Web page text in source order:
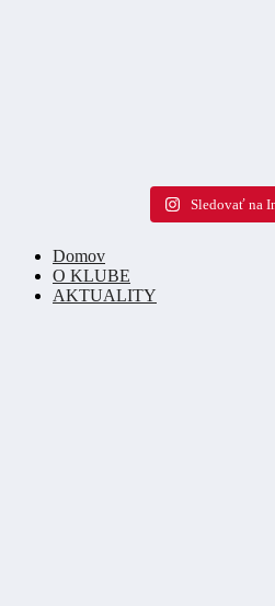
Sledovať na
Domov
O KLUBE
AKTUALITY